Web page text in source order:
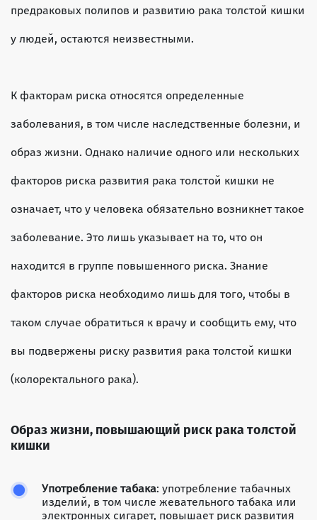
предраковых полипов и развитию рака толстой кишки
у людей, остаются неизвестными.
К факторам риска относятся определенные
заболевания, в том числе наследственные болезни, и
образ жизни. Однако наличие одного или нескольких
факторов риска развития рака толстой кишки не
означает, что у человека обязательно возникнет такое
заболевание. Это лишь указывает на то, что он
находится в группе повышенного риска. Знание
факторов риска необходимо лишь для того, чтобы в
таком случае обратиться к врачу и сообщить ему, что
вы подвержены риску развития рака толстой кишки
(колоректального рака).
Образ жизни, повышающий риск рака толстой
кишки
Употребление табака: употребление табачных
изделий, в том числе жевательного табака или
электронных сигарет, повышает риск развития